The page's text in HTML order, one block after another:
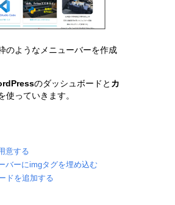
のようなメニューバーを作成
のダッシュボードと カ
使っていきます。
意する
バーにimgタグを埋め込む
ドを追加する